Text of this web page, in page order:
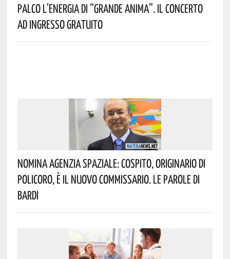
Palco L’energia Di “Grande Anima”. Il Concerto
Ad Ingresso Gratuito
Nomina Agenzia Spaziale: Cospito, Originario Di
Policoro, È Il Nuovo Commissario. Le Parole Di
Bardi